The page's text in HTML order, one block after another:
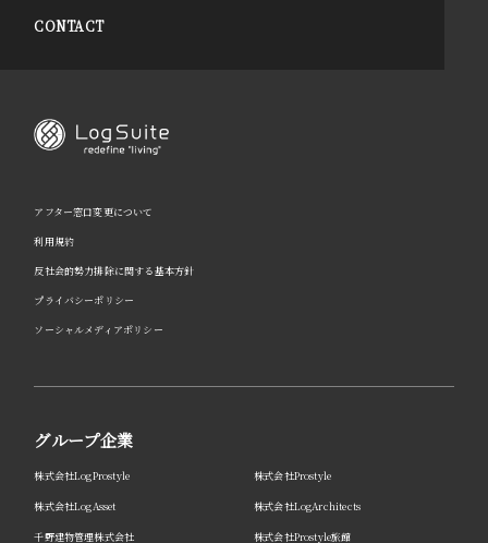
CONTACT
アフター窓口変更について
利用規約
反社会的勢力排除に関する基本方針
プライバシーポリシー
ソーシャルメディアポリシー
グループ企業
株式会社LogProstyle 株式会社Prostyle
株式会社LogAsset 株式会社LogArchitects
千野建物管理株式会社 株式会社Prostyle旅館